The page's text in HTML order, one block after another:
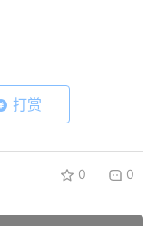
打赏
0 0